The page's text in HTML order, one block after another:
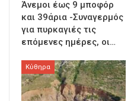
Άνεμοι έως 9 μποφόρ
και 39άρια -Συναγερμός
για πυρκαγιές τις
επόμενες ημέρες, οι…
Κύθηρα